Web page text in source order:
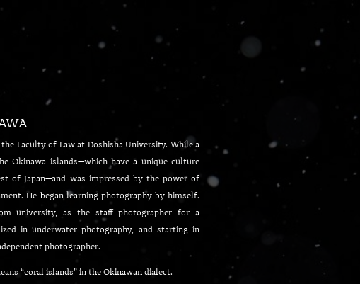
the Faculty of Law at Doshisha University. While a
Okinawa islands—which have a unique culture
of Japan—and was impressed by the power of
He began learning photography by himself.
university, as the staff photographer for a
in underwater photography, and starting in
photographer.
“coral islands” in the Okinawan dialect.